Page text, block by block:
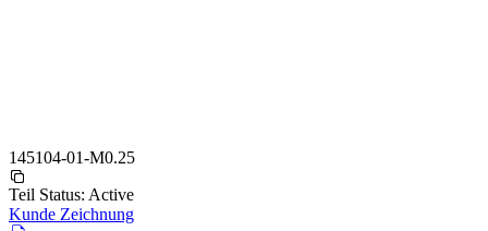
145104-01-M0.25
Teil Status: Active
Kunde Zeichnung